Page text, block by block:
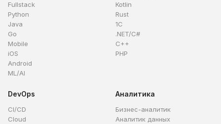
Fullstack
Python
Java
Go
Mobile
iOS
Android
ML/AI
Kotlin
Rust
1C
.NET/C#
C++
PHP
DevOps
CI/CD
Cloud
Аналитика
Бизнес-аналитик
Аналитик данных